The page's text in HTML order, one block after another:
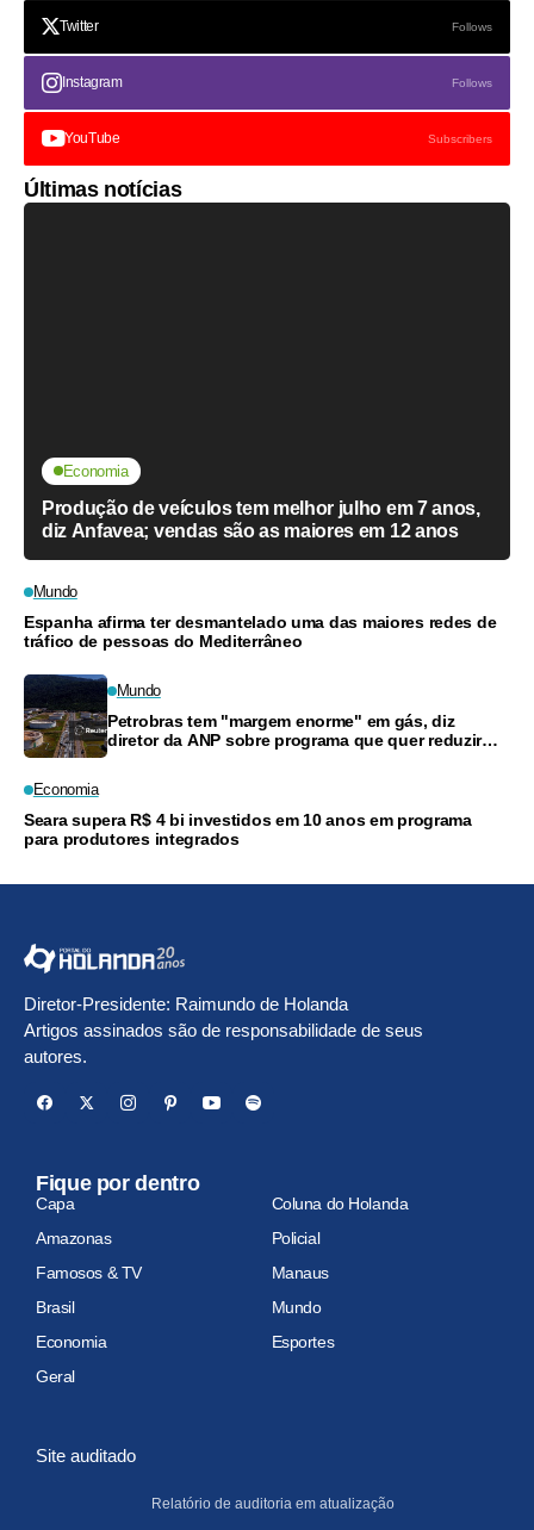
Twitter Follows
Instagram Follows
YouTube Subscribers
Últimas notícias
Economia
Produção de veículos tem melhor julho em 7 anos,
diz Anfavea; vendas são as maiores em 12 anos
Mundo
Espanha afirma ter desmantelado uma das maiores redes de
tráfico de pessoas do Mediterrâneo
Mundo
Petrobras tem "margem enorme" em gás, diz
diretor da ANP sobre programa que quer reduzir
Economia
Seara supera R$ 4 bi investidos em 10 anos em programa
para produtores integrados
Diretor-Presidente: Raimundo de Holanda
Artigos assinados são de responsabilidade de seus
autores.
Fique por dentro
Capa
Coluna do Holanda
Amazonas
Policial
Famosos & TV
Manaus
Brasil
Mundo
Economia
Esportes
Geral
Site auditado
Relatório de auditoria em atualização